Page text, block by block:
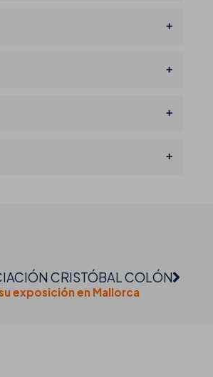
CRISTÓBAL COLÓN
exposición en Mallorca